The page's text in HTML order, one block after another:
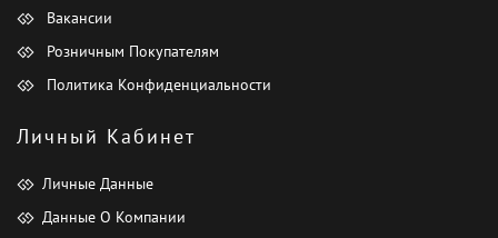
Вакансии
Розничным Покупателям
Политика Конфиденциальности
Личный Кабинет
Личные Данные
Данные О Компании